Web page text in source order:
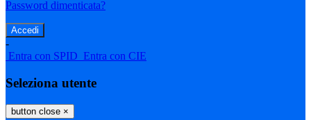
Password dimenticata?
-
Entra con SPID Entra con CIE
Seleziona utente
button close ×